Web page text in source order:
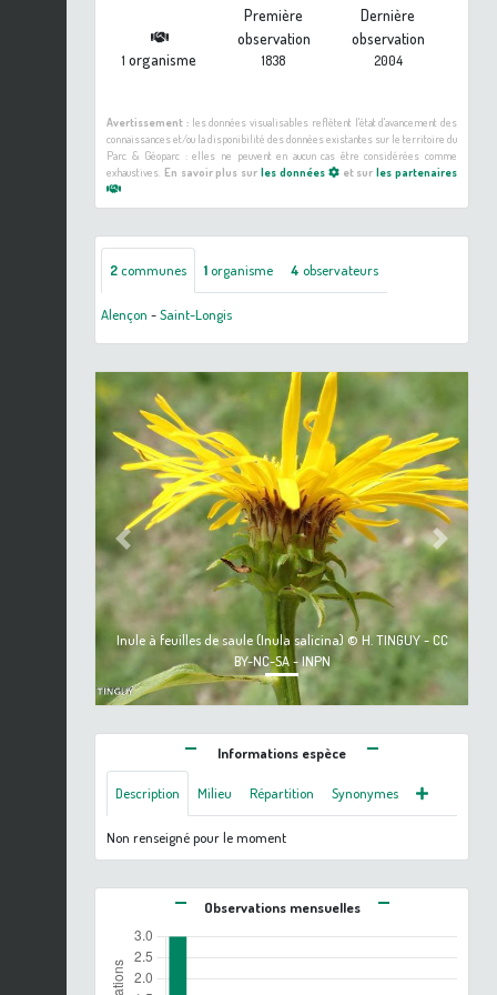
1 organisme
Première
observation
1838
Dernière
observation
2004
Avertissement :les données visualisables reflètent l'état d'avancement des
connaissances et/ou la disponibilité des données existantes sur le territoire du
Parc & Géoparc : elles ne peuvent en aucun cas être considérées comme
exhaustives. En savoir plus sur les données et surles partenaires
2communes 1organisme 4 observateurs
Alençon -Saint-Longis
Inule à feuilles de saule (Inula salicina) © H. TINGUY - CC
BY-NC-SA - INPN
Previous Next
Informations espèce
Description Milieu Répartition Synonymes
Non renseigné pour le moment
Observations mensuelles